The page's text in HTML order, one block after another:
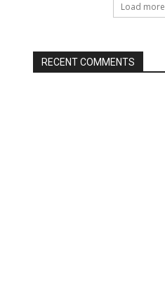
Load more
RECENT COMMENTS